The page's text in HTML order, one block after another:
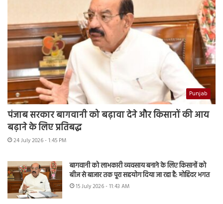
Punjab
पंजाब सरकार बागवानी को बढ़ावा देने और किसानों की आय
बढ़ाने के लिए प्रतिबद्ध
24 July 2026 - 1:45 PM
बागवानी को लाभकारी व्यवसाय बनाने के लिए किसानों को
बीज से बाजार तक पूरा सहयोग दिया जा रहा है: मोहिंदर भगत
15 July 2026 - 11:43 AM